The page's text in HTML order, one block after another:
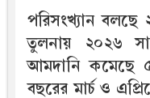
পরিসংখ্যান বলছে
তুলনায় ২০২৬
আমদানি কমেছে
বছরের মার্চ ও